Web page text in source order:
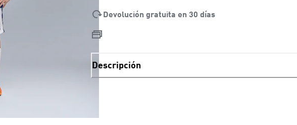
Devolución gratuita en 30 días
Descripción